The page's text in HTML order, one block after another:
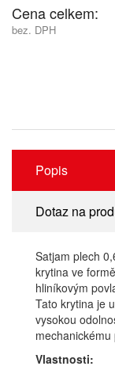
Cena celkem:
bez. DPH
Popis
Dotaz na
Satjam plech
krytina ve
hliníkovým
Tato krytina je
vysokou
Vlastnosti: